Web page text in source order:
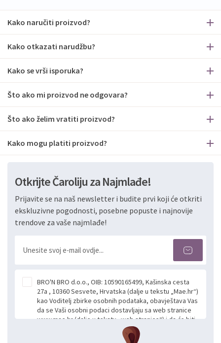
Kako naručiti proizvod?
Kako otkazati narudžbu?
Kako se vrši isporuka?
Što ako mi proizvod ne odgovara?
Što ako želim vratiti proizvod?
Kako mogu platiti proizvod?
Otkrijte Čaroliju za Najmlađe!
Prijavite se na naš newsletter i budite prvi koji će otkriti
ekskluzivne pogodnosti, posebne popuste i najnovije
trendove za vaše najmlađe!
BRO'N BRO d.o.o., OIB: 10590165499, Kašinska cesta
27a , 10360 Sesvete, Hrvatska (dalje u tekstu „Mae.hr“)
kao Voditelj zbirke osobnih podataka, obavještava Vas
da se Vaši osobni podaci dostavljaju sa web stranice
www.mae.hr (dalje u tekstu „web stranice“) i da će biti
obrađeni. Prihvaćanjem ove Izjave smatra se da
slobodno i izričito dajete privolu za prikupljanje i daljnju